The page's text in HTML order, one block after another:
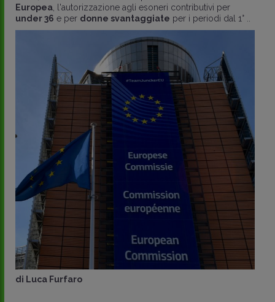
Europea, l'autorizzazione agli esoneri contributivi per
under 36 e per donne svantaggiate per i periodi dal 1° ..
di Luca Furfaro